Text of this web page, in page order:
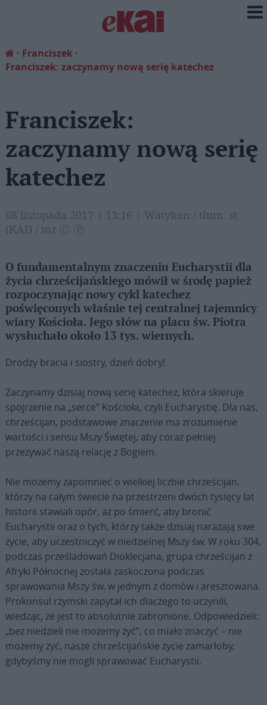
Franciszek
Franciszek: zaczynamy nową serię katechez
Franciszek:
zaczynamy nową serię
katechez
08 listopada 2017 | 13:16 | Watykan / tłum. st
(KAI) / mz Ⓒ Ⓟ
O fundamentalnym znaczeniu Eucharystii dla
życia chrześcijańskiego mówił w środę papież
rozpoczynając nowy cykl katechez
poświęconych właśnie tej centralnej tajemnicy
wiary Kościoła. Jego słów na placu św. Piotra
wysłuchało około 13 tys. wiernych.
Drodzy bracia i siostry, dzień dobry!
Zaczynamy dzisiaj nową serię katechez, która skieruje
spojrzenie na „serce” Kościoła, czyli Eucharystię. Dla nas,
chrześcijan, podstawowe znaczenie ma zrozumienie
wartości i sensu Mszy Świętej, aby coraz pełniej
przeżywać naszą relację z Bogiem.
Nie możemy zapomnieć o wielkiej liczbie chrześcijan,
którzy na całym świecie na przestrzeni dwóch tysięcy lat
historii stawiali opór, aż po śmierć, aby bronić
Eucharystii oraz o tych, którzy także dzisiaj narażają swe
życie, aby uczestniczyć w niedzielnej Mszy św. W roku 304,
podczas prześladowań Dioklecjana, grupa chrześcijan z
Afryki Północnej została zaskoczona podczas
sprawowania Mszy św. w jednym z domów i aresztowana.
Prokonsul rzymski zapytał ich dlaczego to uczynili,
wiedząc, że jest to absolutnie zabronione. Odpowiedzieli:
„bez niedzieli nie możemy żyć”, co miało znaczyć – nie
możemy żyć, nasze chrześcijańskie życie zamarłoby,
gdybyśmy nie mogli sprawować Eucharystii.